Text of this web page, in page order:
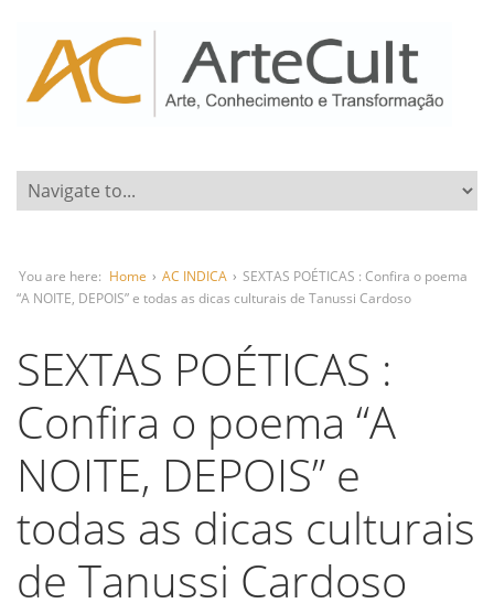
You are here: Home › AC INDICA › SEXTAS POÉTICAS : Confira o poema
“A NOITE, DEPOIS” e todas as dicas culturais de Tanussi Cardoso
SEXTAS POÉTICAS :
Confira o poema “A
NOITE, DEPOIS” e
todas as dicas culturais
de Tanussi Cardoso